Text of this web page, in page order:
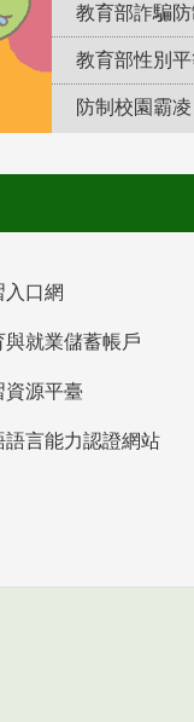
教育部詐騙
教育部性別
入口網
與就業儲蓄帳戶
資源平臺
語言能力認證網站